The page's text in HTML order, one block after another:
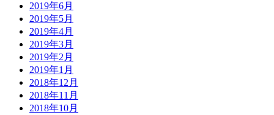
2019年6月
2019年5月
2019年4月
2019年3月
2019年2月
2019年1月
2018年12月
2018年11月
2018年10月